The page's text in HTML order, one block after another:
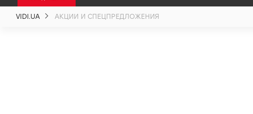
VIDI.UA АКЦИИ И СПЕЦПРЕДЛОЖЕНИЯ
О компании